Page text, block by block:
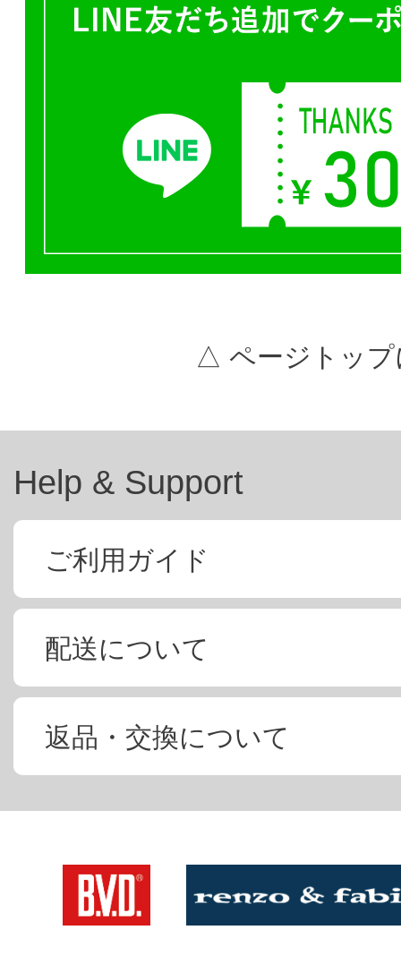
△ ページトップ
Help & Support
ご利用ガイド
配送について
返品・交換について